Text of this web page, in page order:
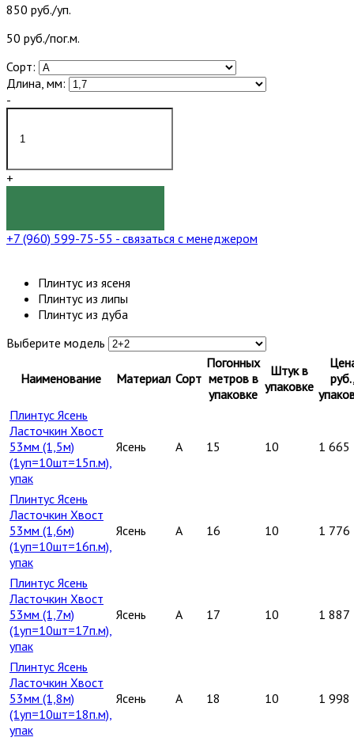
850 руб./уп.
50 руб./пог.м.
Сорт:
Длина, мм:
-
+
+7 (960) 599-75-55 - связаться с менеджером
Плинтус из ясеня
Плинтус из липы
Плинтус из дуба
Выберите модель
Наименование Материал Сорт
Погонных
метров в
упаковке
Штук в
упаковке
Плинтус Ясень
Ласточкин Хвост
53мм (1,5м)
(1уп=10шт=15п.м),
упак
Ясень A 15 10 1 665
Плинтус Ясень
Ласточкин Хвост
53мм (1,6м)
(1уп=10шт=16п.м),
упак
Ясень A 16 10 1 776
Плинтус Ясень
Ласточкин Хвост
53мм (1,7м)
(1уп=10шт=17п.м),
упак
Ясень A 17 10 1 887
Плинтус Ясень
Ласточкин Хвост
53мм (1,8м)
(1уп=10шт=18п.м),
упак
Ясень A 18 10 1 998